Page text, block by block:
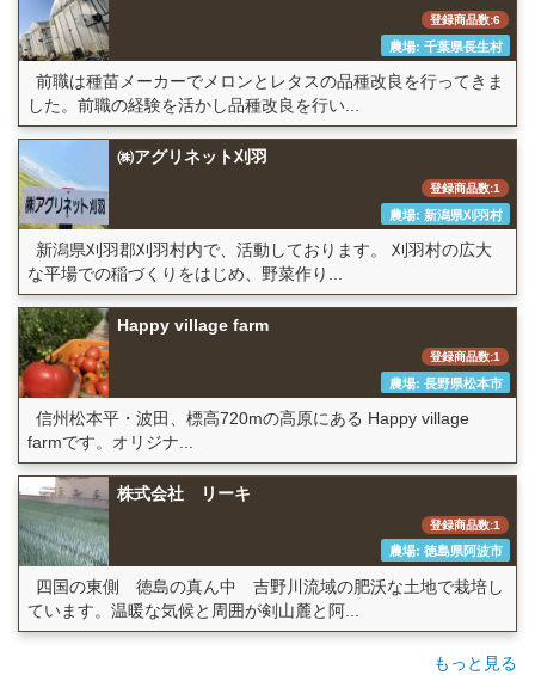
登録商品数:6
農場: 千葉県長生村
前職は種苗メーカーでメロンとレタスの品種改良を行ってきま
した。前職の経験を活かし品種改良を行い...
㈱アグリネット刈羽
登録商品数:1
農場: 新潟県刈羽村
新潟県刈羽郡刈羽村内で、活動しております。 刈羽村の広大
な平場での稲づくりをはじめ、野菜作り...
Happy village farm
登録商品数:1
農場: 長野県松本市
信州松本平・波田、標高720mの高原にある Happy village
farmです。オリジナ...
株式会社 リーキ
登録商品数:1
農場: 徳島県阿波市
四国の東側 徳島の真ん中 吉野川流域の肥沃な土地で栽培し
ています。温暖な気候と周囲が剣山麓と阿...
もっと見る